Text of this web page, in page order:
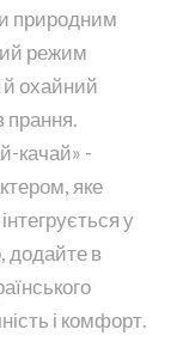
природним
режим
охайний
прання.
качай» -
яке
у
додайте в
і комфорт.